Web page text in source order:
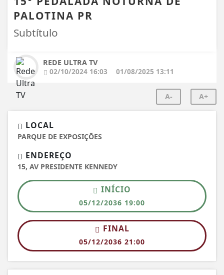
PALOTINA PR
Subtítulo
REDE ULTRA TV
02/10/2024 16:03
01/08/2025 13:11
A- A+
LOCAL
PARQUE DE EXPOSIÇÕES
ENDEREÇO
15, AV PRESIDENTE KENNEDY
INÍCIO
05/12/2036 19:00
FINAL
05/12/2036 21:00